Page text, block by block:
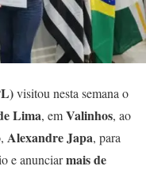
visitou nesta semana o
Lima, emValinhos, ao
Alexandre Japa, para
e anunciarmais de